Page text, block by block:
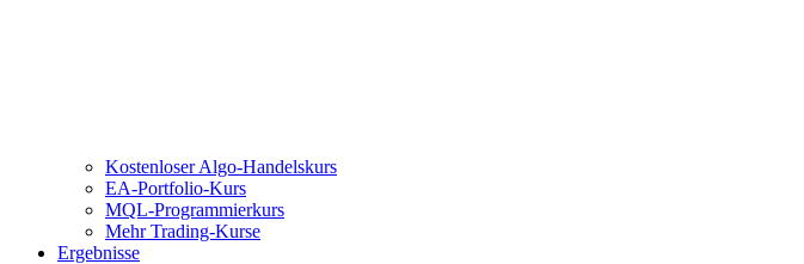
Kostenloser Algo-Handelskurs
EA-Portfolio-Kurs
MQL-Programmierkurs
Mehr Trading-Kurse
Ergebnisse